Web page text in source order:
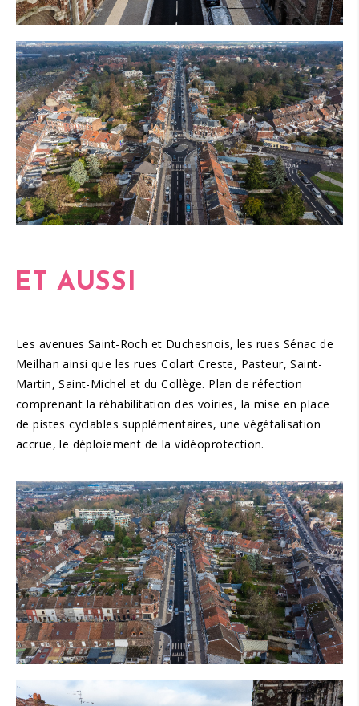
ET AUSSI
Les avenues Saint-Roch et Duchesnois, les rues Sénac de
Meilhan ainsi que les rues Colart Creste, Pasteur, Saint-
Martin, Saint-Michel et du Collège. Plan de réfection
comprenant la réhabilitation des voiries, la mise en place
de pistes cyclables supplémentaires, une végétalisation
accrue, le déploiement de la vidéoprotection.